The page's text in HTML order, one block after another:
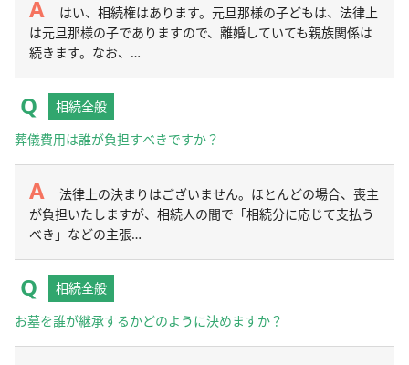
はい、相続権はあります。元旦那様の子どもは、法律上
は元旦那様の子でありますので、離婚していても親族関係は
続きます。なお、…
相続全般
葬儀費用は誰が負担すべきですか？
法律上の決まりはございません。ほとんどの場合、喪主
が負担いたしますが、相続人の間で「相続分に応じて支払う
べき」などの主張…
相続全般
お墓を誰が継承するかどのように決めますか？